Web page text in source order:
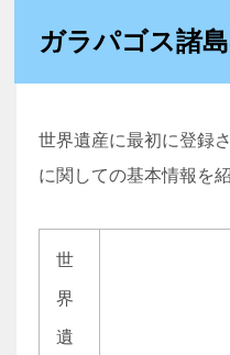
ガラパゴス諸
世界遺産に最初に登録
に関しての基本情報を
世
界
遺